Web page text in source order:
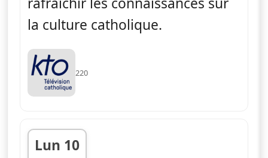
la culture catholique.
220
Lun 10